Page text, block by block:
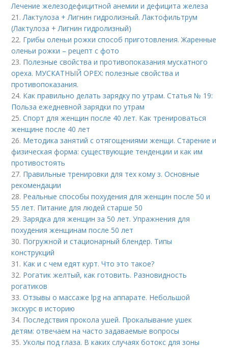
Лечение железодефицитной анемии и дефицита железа
21.Лактулоза + Лигнин гидролизный. Лактофильтрум
(Лактулоза + Лигнин гидролизный)
22. Грибы оленьи рожки способ приготовления. Жаренные
оленьи рожки – рецепт с фото
23. Полезные свойства и противопоказания мускатного
ореха. МУСКАТНЫЙ ОРЕХ: полезные свойства и
противопоказания.
24. Как правильно делать зарядку по утрам. Статья № 19:
Польза ежедневной зарядки по утрам
25.Спорт для женщин после 40 лет. Как тренироваться
женщине после 40 лет
26. Методика занятий с отягощениями женщи. Старение и
физическая форма: существующие тенденции и как им
противостоять
27. Правильные тренировки для тех кому з. Основные
рекомендации
28. Реальные способы похудения для женщин после 50 и
55 лет. Питание для людей старше 50
29.Зарядка для женщин за 50 лет. Упражнения для
похудения женщинам после 50 лет
30. Погружной и стационарный блендер. Типы
конструкций
31. Как и с чем едят курт. Что это такое?
32. Рогатик желтый, как готовить. Разновидность
рогатиков
33.Отзывы о массаже lpg на аппарате. Небольшой
экскурс в историю
34. Последствия прокола ушей. Прокалывание ушек
детям: отвечаем на часто задаваемые вопросы
35.Уколы под глаза. В каких случаях ботокс для зоны